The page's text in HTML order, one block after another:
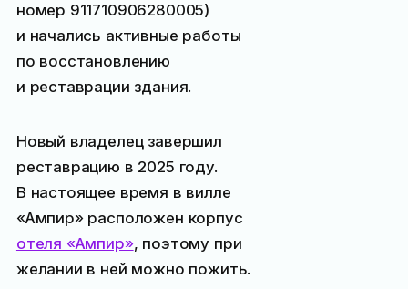
номер 911710906280005)
и начались активные работы
по восстановлению
и реставрации здания.
Новый владелец завершил
реставрацию в 2025 году.
В настоящее время в вилле
«Ампир» расположен корпус
отеля «Ампир», поэтому при
желании в ней можно пожить.